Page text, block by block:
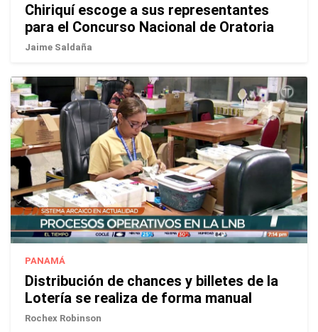
Chiriquí escoge a sus representantes
para el Concurso Nacional de Oratoria
Jaime Saldaña
PANAMÁ
Distribución de chances y billetes de la
Lotería se realiza de forma manual
Rochex Robinson